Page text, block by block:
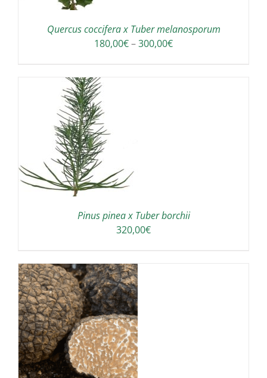
Quercus coccifera x Tuber melanosporum
180,00€–300,00€Interval
Pinus pinea x Tuber borchii
320,00€